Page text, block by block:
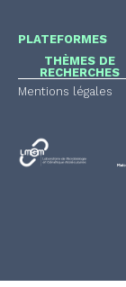
PLATEFORMES
THÈMES DE
RECHERCHES
Mentions légales